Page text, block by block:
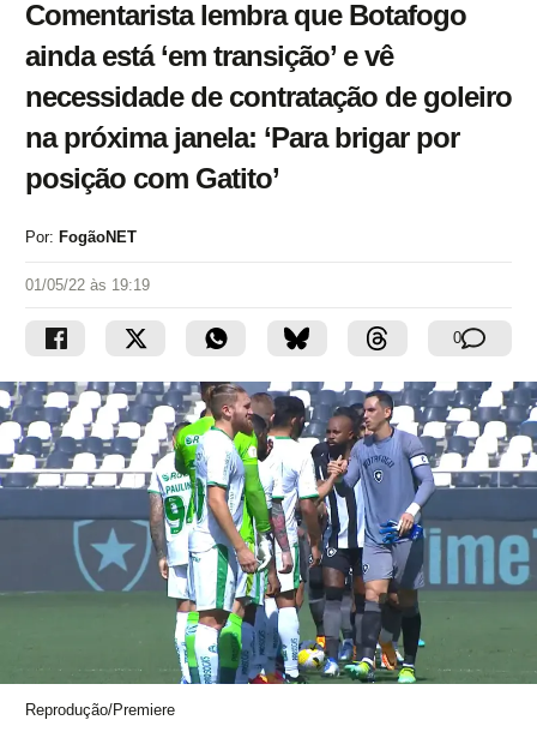
Comentarista lembra que Botafogo
ainda está ‘em transição’ e vê
necessidade de contratação de goleiro
na próxima janela: ‘Para brigar por
posição com Gatito’
Por: FogãoNET
01/05/22 às 19:19
0
Reprodução/Premiere